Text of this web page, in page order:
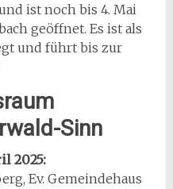
ist noch bis 4. Mai
geöffnet. Es ist als
und führt bis zur
Sinn
2025:
Ev. Gemeindehaus